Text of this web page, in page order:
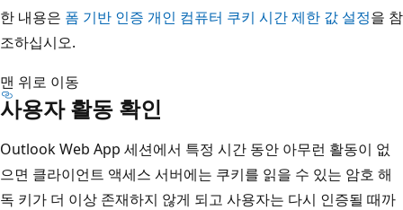
한 내용은 폼 기반 인증 개인 컴퓨터 쿠키 시간 제한 값 설정을 참
조하십시오.
맨 위로 이동
사용자 활동 확인
Outlook Web App 세션에서 특정 시간 동안 아무런 활동이 없
으면 클라이언트 액세스 서버에는 쿠키를 읽을 수 있는 암호 해
독 키가 더 이상 존재하지 않게 되고 사용자는 다시 인증될 때까